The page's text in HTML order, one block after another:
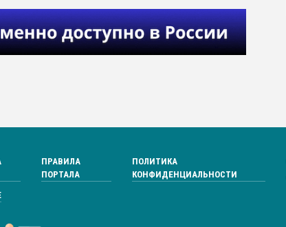
ПРАВИЛА
ПОРТАЛА
ПОЛИТИКА
КОНФИДЕНЦИАЛЬНОСТИ